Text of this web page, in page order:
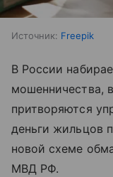
Источник: Freepik
В России
мошенничества,
притворяются
деньги жильцов
новой схеме
МВД РФ.